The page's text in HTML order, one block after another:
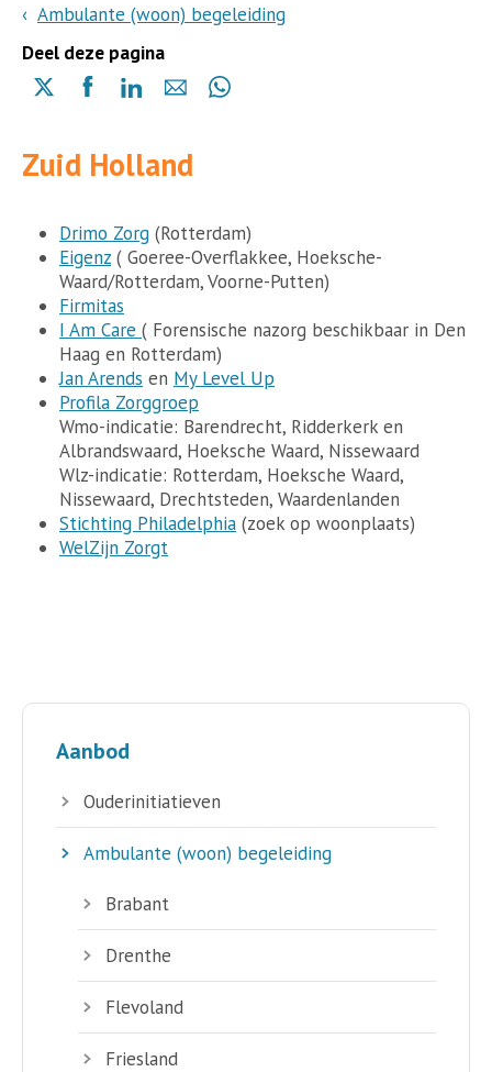
Ambulante (woon) begeleiding
Deel deze pagina
Delen
(opent
in
nieuwe
pagina)
Delen
(opent
in
nieuwe
pagina)
Delen
(opent
in
nieuwe
pagina)
Delen
mail
Delen
nieuwe
pagina)
Aanbod
Ouderinitiatieven
Ambulante (woon) begeleiding
Brabant
Drenthe
Flevoland
Friesland
Zuid Holland
Drimo Zorg (Rotterdam)
Eigenz ( Goeree-Overflakkee, Hoeksche-
Waard/Rotterdam, Voorne-Putten)
Firmitas
I Am Care ( Forensische nazorg beschikbaar in Den
Haag en Rotterdam)
Jan Arends en My Level Up
Profila Zorggroep
Wmo-indicatie: Barendrecht, Ridderkerk en
Albrandswaard, Hoeksche Waard, Nissewaard
Wlz-indicatie: Rotterdam, Hoeksche Waard,
Nissewaard, Drechtsteden, Waardenlanden
Stichting Philadelphia (zoek op woonplaats)
WelZijn Zorgt